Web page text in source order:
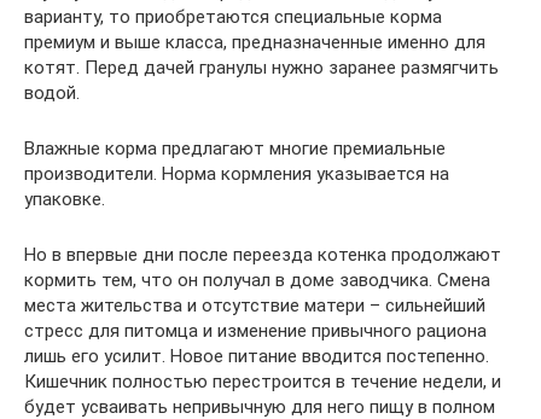
варианту, то приобретаются специальные корма
премиум и выше класса, предназначенные именно для
котят. Перед дачей гранулы нужно заранее размягчить
водой.
Влажные корма предлагают многие премиальные
производители. Норма кормления указывается на
упаковке.
Но в впервые дни после переезда котенка продолжают
кормить тем, что он получал в доме заводчика. Смена
места жительства и отсутствие матери – сильнейший
стресс для питомца и изменение привычного рациона
лишь его усилит. Новое питание вводится постепенно.
Кишечник полностью перестроится в течение недели, и
будет усваивать непривычную для него пищу в полном